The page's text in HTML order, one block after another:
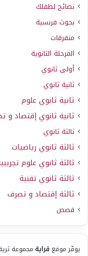
نصائح لطفلك
بحوث فرنسية
متفرقات
المرحلة الثانوية
أولى ثانوي
ثانية ثانوي
ثانية ثانوي علوم
ثانية ثانوي إقتصاد و
ثالثة ثانوي
ثالثة ثانوي رياضيات
ثالثة ثانوي علوم
ثالثة ثانوي تقنية
ثالثة إقتصاد و تصرف
قصص
يوفّر موقع قرايةمجموعة